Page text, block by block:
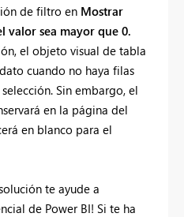
de filtro en Mostrar
valor sea mayor que 0.
el objeto visual de tabla
cuando no haya filas
Sin embargo, el
en la página del
en blanco para el
te ayude a
de Power BI! Si te ha